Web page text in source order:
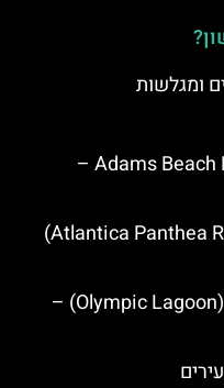
ומגלשות
איה נאפה מלון אדמס – Adams Beach Hotel –
מלון פאנטה איה נאפה (Atlantica Panthea Resort)
מלון אולימפיק לגון איה נאפה (Olympic Lagoon) –